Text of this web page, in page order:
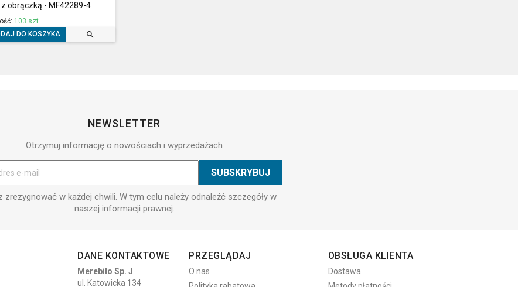
obrączką - MF42289-4
103 szt.
DO KOSZYKA 
NEWSLETTER
Otrzymuj informację o nowościach i wyprzedażach
zrezygnować w każdej chwili. W tym celu należy odnaleźć szczegóły w
naszej informacji prawnej.
DANE KONTAKTOWE
Merebilo Sp. J
ul. Katowicka 134
PRZEGLĄDAJ
O nas
OBSŁUGA KLIENTA
Dostawa